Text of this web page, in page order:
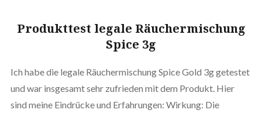
Produkttest legale Räuchermischung
Spice 3g
Ich habe die legale Räuchermischung Spice Gold 3g getestet
und war insgesamt sehr zufrieden mit dem Produkt. Hier
sind meine Eindrücke und Erfahrungen: Wirkung: Die